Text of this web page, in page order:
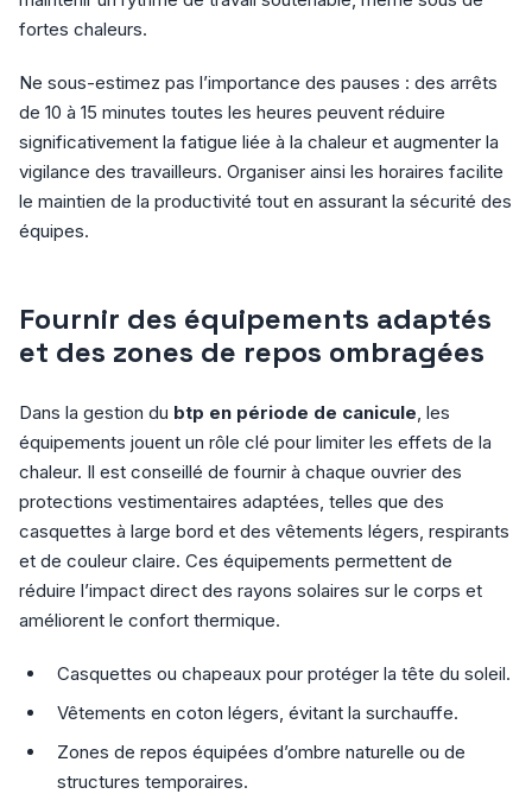
fortes chaleurs.
Ne sous-estimez pas l’importance des pauses : des arrêts
de 10 à 15 minutes toutes les heures peuvent réduire
significativement la fatigue liée à la chaleur et augmenter la
vigilance des travailleurs. Organiser ainsi les horaires facilite
le maintien de la productivité tout en assurant la sécurité des
équipes.
Fournir des équipements adaptés
et des zones de repos ombragées
Dans la gestion du btp en période de canicule , les
équipements jouent un rôle clé pour limiter les effets de la
chaleur. Il est conseillé de fournir à chaque ouvrier des
protections vestimentaires adaptées, telles que des
casquettes à large bord et des vêtements légers, respirants
et de couleur claire. Ces équipements permettent de
réduire l’impact direct des rayons solaires sur le corps et
améliorent le confort thermique.
Casquettes ou chapeaux pour protéger la tête du soleil.
Vêtements en coton légers, évitant la surchauffe.
Zones de repos équipées d’ombre naturelle ou de
structures temporaires.